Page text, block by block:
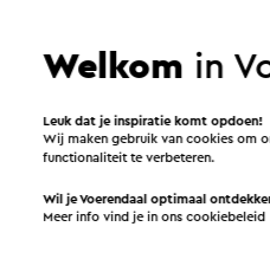
Welkom in
Leuk dat je inspiratie komt opdoen!
Wij maken gebruik van cookies om
functionaliteit te verbeteren.
Wil je Voerendaal optimaal
Meer info vind je in onscookiebeleid